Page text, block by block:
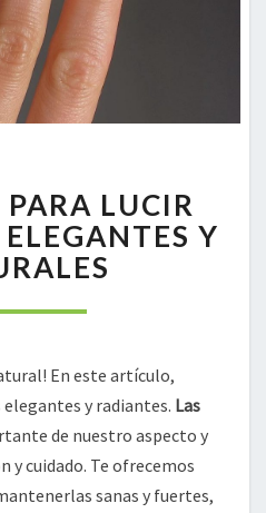
PARA
LUCIR
UNAS
UÑAS
PARA LUCIR
Y
En este artículo,
y radiantes. Las
de nuestro aspecto y
y cuidado. Te ofrecemos
sanas y fuertes,